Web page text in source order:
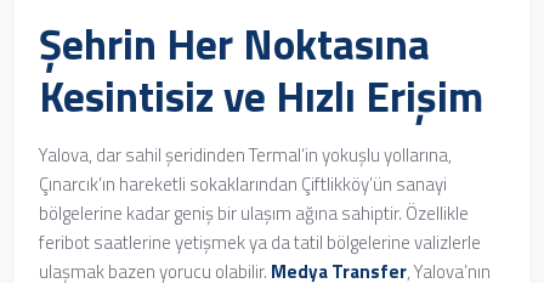
Şehrin Her Noktasına
Kesintisiz ve Hızlı Erişim
Yalova, dar sahil şeridinden Termal’in yokuşlu yollarına,
Çınarcık’ın hareketli sokaklarından Çiftlikköy’ün sanayi
bölgelerine kadar geniş bir ulaşım ağına sahiptir. Özellikle
feribot saatlerine yetişmek ya da tatil bölgelerine valizlerle
ulaşmak bazen yorucu olabilir. Medya Transfer, Yalova’nın